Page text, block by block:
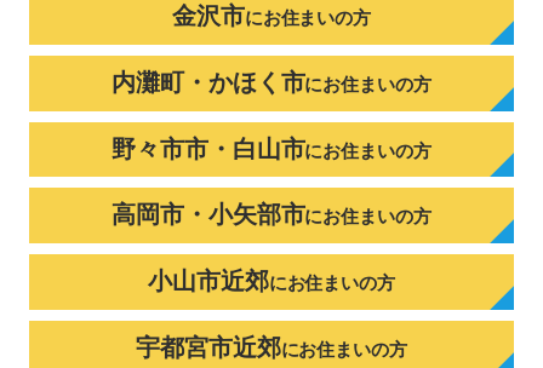
金沢市にお住まいの方
内灘町・かほく市にお住まいの方
野々市市・白山市にお住まいの方
高岡市・小矢部市にお住まいの方
小山市近郊にお住まいの方
宇都宮市近郊にお住まいの方